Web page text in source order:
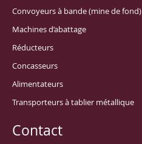
Convoyeurs à bande (mine de fond)
Machines d’abattage
Réducteurs
Concasseurs
Alimentateurs
Transporteurs à tablier métallique
Contact